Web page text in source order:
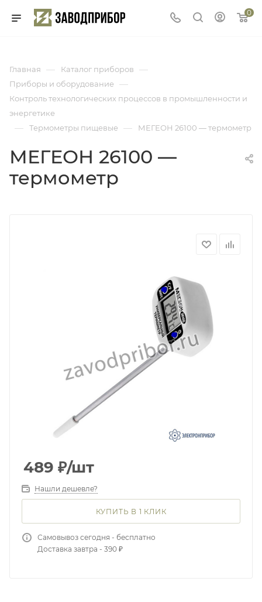
0
Главная — Каталог приборов —
Приборы и оборудование —
Контроль технологических процессов в промышленности и
энергетике
— Термометры пищевые — МЕГЕОН 26100 — термометр
МЕГЕОН 26100 —
термометр
489 ₽/шт
Нашли дешевле?
КУПИТЬ В 1 КЛИК
Самовывоз сегодня - бесплатно
Доставка завтра - 390 ₽